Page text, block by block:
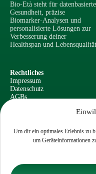
Um dir ein optimales Erlebnis zu
um Geräteinformationen
Bio-Età steht für datenbasierte
Gesundheit, präzise
Biomarker-Analysen und
personalisierte Lösungen zur
Verbesserung deiner
Healthspan und
Rechtliches
Impressum
Datenschutz
AGBs
Copyright © 2026 -